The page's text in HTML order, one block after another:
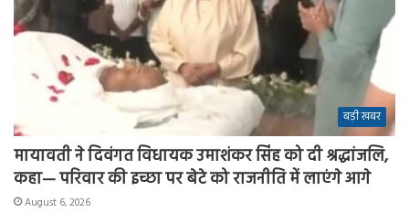
बड़ी खबर
मायावती ने दिवंगत विधायक उमाशंकर सिंह को दी श्रद्धांजलि,
कहा— परिवार की इच्छा पर बेटे को राजनीति में लाएंगे आगे
August 6, 2026